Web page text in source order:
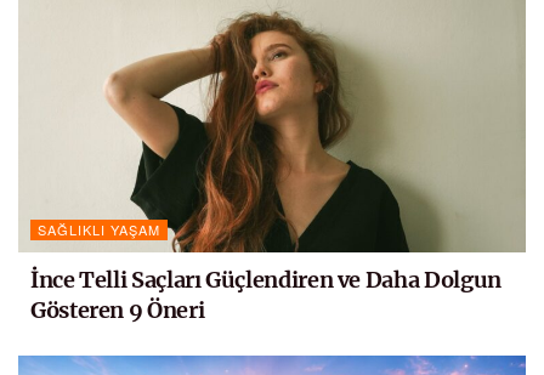
SAĞLIKLI YAŞAM
İnce Telli Saçları Güçlendiren ve Daha Dolgun
Gösteren 9 Öneri